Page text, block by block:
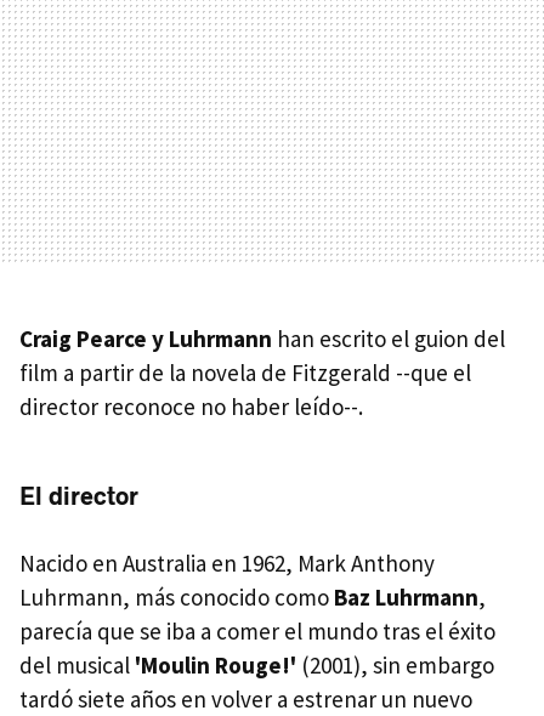
Craig Pearce y Luhrmann han escrito el guion del
film a partir de la novela de Fitzgerald --que el
director reconoce no haber leído--.
El director
Nacido en Australia en 1962, Mark Anthony
Luhrmann, más conocido como Baz Luhrmann,
parecía que se iba a comer el mundo tras el éxito
del musical 'Moulin Rouge!' (2001), sin embargo
tardó siete años en volver a estrenar un nuevo